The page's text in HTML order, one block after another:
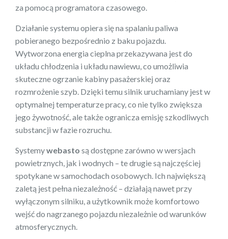
za pomocą programatora czasowego.
Działanie systemu opiera się na spalaniu paliwa
pobieranego bezpośrednio z baku pojazdu.
Wytworzona energia cieplna przekazywana jest do
układu chłodzenia i układu nawiewu, co umożliwia
skuteczne ogrzanie kabiny pasażerskiej oraz
rozmrożenie szyb. Dzięki temu silnik uruchamiany jest w
optymalnej temperaturze pracy, co nie tylko zwiększa
jego żywotność, ale także ogranicza emisję szkodliwych
substancji w fazie rozruchu.
Systemywebasto są dostępne zarówno w wersjach
powietrznych, jak i wodnych – te drugie są najczęściej
spotykane w samochodach osobowych. Ich największą
zaletą jest pełna niezależność – działają nawet przy
wyłączonym silniku, a użytkownik może komfortowo
wejść do nagrzanego pojazdu niezależnie od warunków
atmosferycznych.